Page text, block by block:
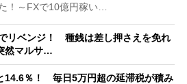
！～FXで10億円稼い…
リベンジ！ 種銭は差し押さえを免れ
然マルサ…
14.6％！ 毎日5万円超の延滞税が積み